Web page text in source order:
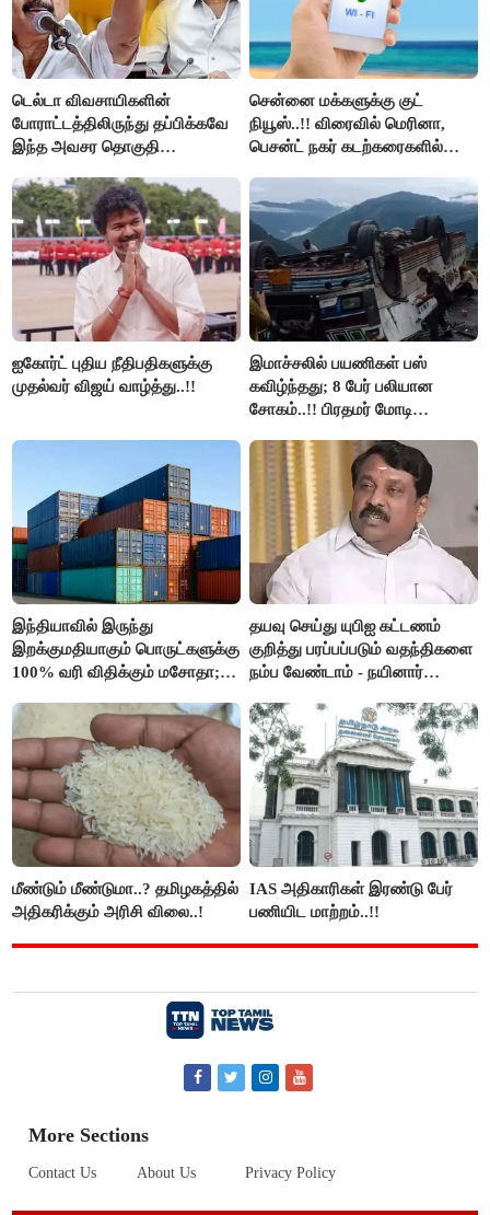
டெல்டா விவசாயிகளின்
போராட்டத்திலிருந்து தப்பிக்கவே
இந்த அவசர தொகுதி
அரங்கேற்றுகிறார் முதலமைச்சர் -
திமுக ஐடி விங்..!!
சென்னை மக்களுக்கு குட்
நியூஸ்..!! விரைவில் மெரினா,
பெசன்ட் நகர் கடற்கரைகளில்
ஐகோர்ட் புதிய நீதிபதிகளுக்கு
முதல்வர் விஜய் வாழ்த்து..!!
இமாச்சலில் பயணிகள் பஸ்
கவிழ்ந்தது; 8 பேர் பலியான
சோகம்..!! பிரதமர் மோடி
இந்தியாவில் இருந்து
இறக்குமதியாகும் பொருட்களுக்கு
100% வரி விதிக்கும் மசோதா;
தயவு செய்து யுபிஐ கட்டணம்
குறித்து பரப்பப்படும் வதந்திகளை
நம்ப வேண்டாம் - நயினார்
மீண்டும் மீண்டுமா..? தமிழகத்தில்
அதிகரிக்கும் அரிசி விலை..!
IAS அதிகாரிகள் இரண்டு பேர்
பணியிட மாற்றம்..!!
More Sections
Contact Us About Us Privacy Policy